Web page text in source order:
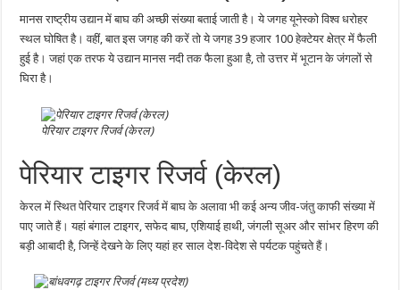
मानस राष्ट्रीय उद्यान में बाघ की अच्छी संख्या बताई जाती है। ये जगह यूनेस्को विश्व धरोहर
स्थल घोषित है। वहीं, बात इस जगह की करें तो ये जगह 39 हजार 100 हेक्टेयर क्षेत्र में फैली
हुई है। जहां एक तरफ ये उद्यान मानस नदी तक फैला हुआ है, तो उत्तर में भूटान के जंगलों से
घिरा है।
पेरियार टाइगर रिजर्व (केरल)
पेरियार टाइगर रिजर्व (केरल)
केरल में स्थित पेरियार टाइगर रिजर्व में बाघ के अलावा भी कई अन्य जीव-जंतु काफी संख्या में
पाए जाते हैं। यहां बंगाल टाइगर, सफेद बाघ, एशियाई हाथी, जंगली सूअर और सांभर हिरण की
बड़ी आबादी है, जिन्हें देखने के लिए यहां हर साल देश-विदेश से पर्यटक पहुंचते हैं।